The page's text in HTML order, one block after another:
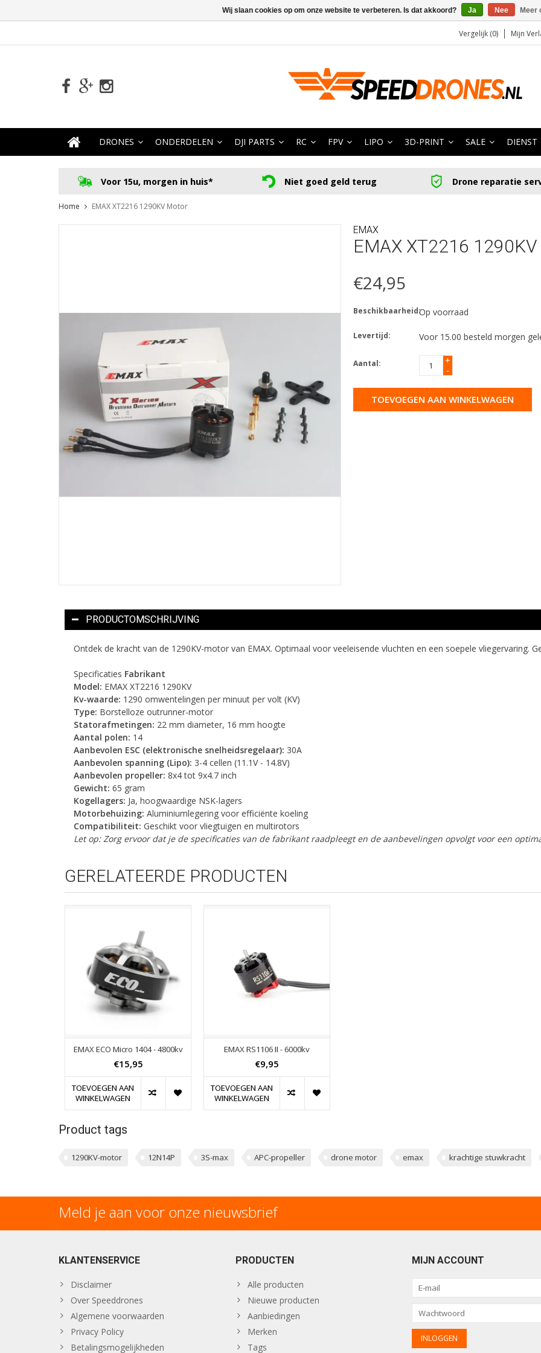
Vergelijk (0) Mijn
DRONES ONDERDELEN DJI PARTS RC FPV LIPO 3D-PRINT SALE DIENST
Voor 15u, morgen in huis* Niet goed geld terug Drone reparatie
Home EMAX XT2216 1290KV Motor
EMAX
EMAX XT2216 1290KV
€24,95
Beschikbaarheid:Op voorraad
Levertijd: Voor 15.00 besteld morgen
Aantal:
+
-
TOEVOEGEN AAN WINKELWAGEN
PRODUCTOMSCHRIJVING
Ontdek de kracht van de 1290KV-motor van EMAX. Optimaal voor veeleisende vluchten en een soepele vliegervaring.
Specificaties Fabrikant
Model: EMAX XT2216 1290KV
Kv-waarde: 1290 omwentelingen per minuut per volt (KV)
Type: Borstelloze outrunner-motor
Statorafmetingen: 22 mm diameter, 16 mm hoogte
Aantal polen: 14
Aanbevolen ESC (elektronische snelheidsregelaar): 30A
Aanbevolen spanning (Lipo): 3-4 cellen (11.1V - 14.8V)
Aanbevolen propeller: 8x4 tot 9x4.7 inch
Gewicht: 65 gram
Kogellagers: Ja, hoogwaardige NSK-lagers
Motorbehuizing: Aluminiumlegering voor efficiënte koeling
Compatibiliteit: Geschikt voor vliegtuigen en multirotors
Let op: Zorg ervoor dat je de specificaties van de fabrikant raadpleegt en de aanbevelingen opvolgt voor een
GERELATEERDE PRODUCTEN
EMAX ECO Micro 1404 - 4800kv
€15,95
TOEVOEGEN AAN
WINKELWAGEN
EMAX RS1106 II - 6000kv
€9,95
TOEVOEGEN AAN
WINKELWAGEN
Product tags
1290KV-motor 12N14P 3S-max APC-propeller drone motor emax krachtige stuwkracht
Meld je aan voor onze nieuwsbrief
KLANTENSERVICE
Disclaimer
Over Speeddrones
Algemene voorwaarden
Privacy Policy
Betalingsmogelijkheden
PRODUCTEN
Alle producten
Nieuwe producten
Aanbiedingen
Merken
Tags
MIJN ACCOUNT
Wij slaan cookies op om onze website te verbeteren. Is dat akkoord? Ja Nee Meer